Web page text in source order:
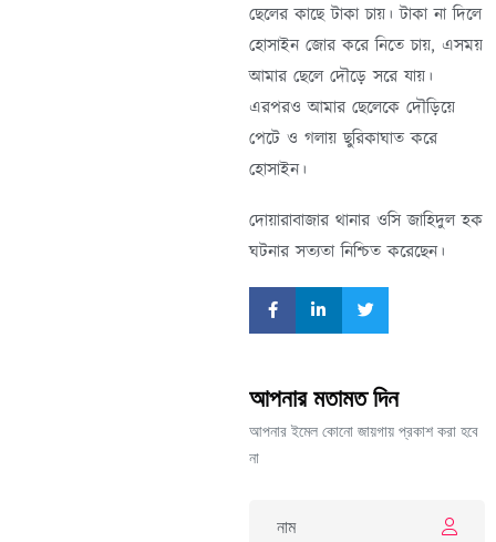
ছেলের কাছে টাকা চায়। টাকা না দিলে
হোসাইন জোর করে নিতে চায়, এসময়
আমার ছেলে দৌড়ে সরে যায়।
এরপরও আমার ছেলেকে দৌড়িয়ে
পেটে ও গলায় ছুরিকাঘাত করে
হোসাইন।
দোয়ারাবাজার থানার ওসি জাহিদুল হক
ঘটনার সত্যতা নিশ্চিত করেছেন।
আপনার মতামত দিন
আপনার ইমেল কোনো জায়গায় প্রকাশ করা হবে
না